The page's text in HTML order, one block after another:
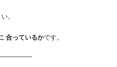
。
合っているかです。